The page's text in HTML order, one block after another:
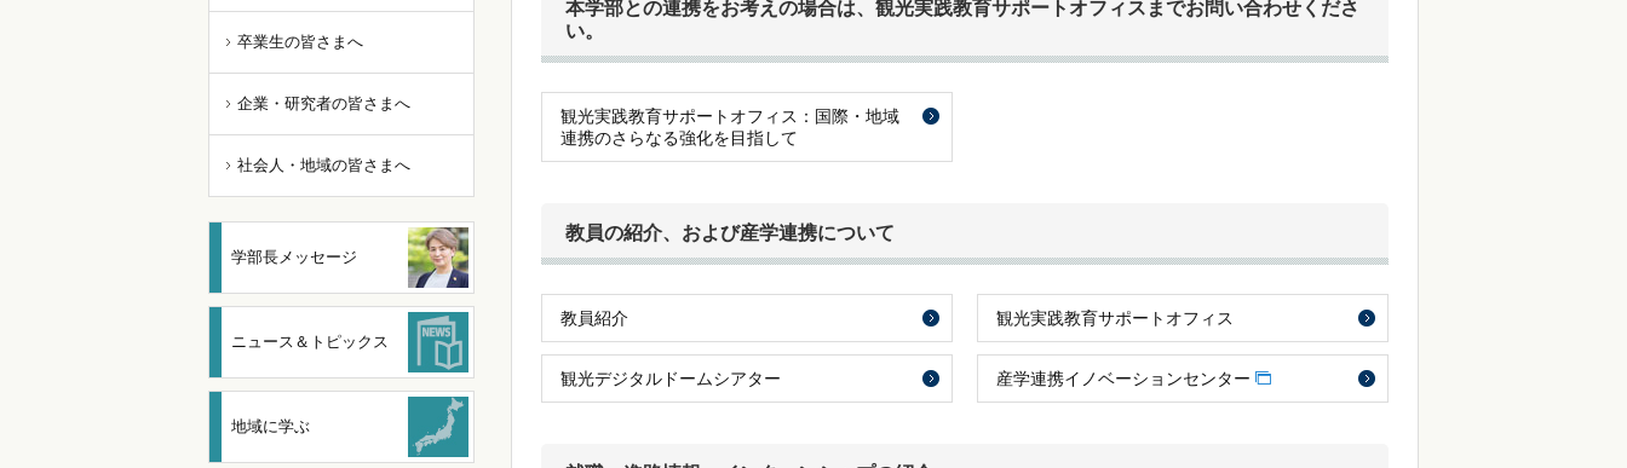
本学部との連携をお考えの場合は、観光実践教育サポートオフィスまでお問い合わせくださ
い。
観光実践教育サポートオフィス：国際・地域
連携のさらなる強化を目指して
教員の紹介、および産学連携について
教員紹介 観光実践教育サポートオフィス
観光デジタルドームシアター 産学連携イノベーションセンター
卒業生の皆さまへ
企業・研究者の皆さまへ
社会人・地域の皆さまへ
学部長メッセージ
ニュース＆トピックス
地域に学ぶ